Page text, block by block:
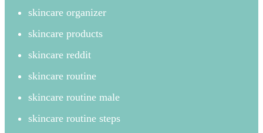
skincare organizer
skincare products
skincare reddit
skincare routine
skincare routine male
skincare routine steps